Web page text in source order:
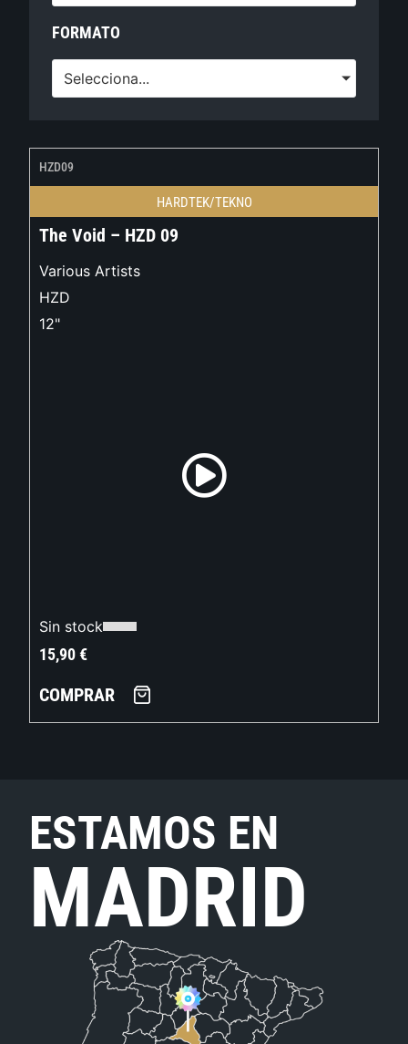
FORMATO
Selecciona...
HZD09
HARDTEK/TEKNO
The Void – HZD 09
Various Artists
HZD
12"
Sin stock
15,90€
COMPRAR
ESTAMOS EN
MADRID